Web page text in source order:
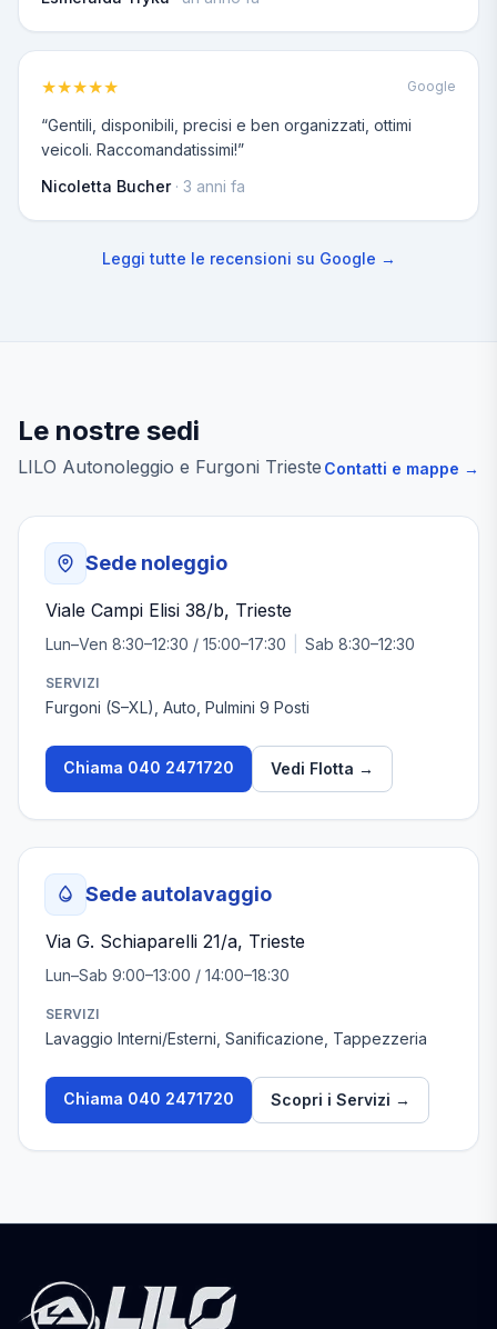
★★★★★ Google
“Gentili, disponibili, precisi e ben organizzati, ottimi
veicoli. Raccomandatissimi!”
Nicoletta Bucher· 3 anni fa
Leggi tutte le recensioni su Google →
Le nostre sedi
LILO Autonoleggio e Furgoni Trieste Contatti e mappe →
Sede noleggio
Viale Campi Elisi 38/b, Trieste
Lun–Ven 8:30–12:30 / 15:00–17:30 Sab 8:30–12:30
SERVIZI
Furgoni (S–XL), Auto, Pulmini 9 Posti
Chiama 040 2471720 Vedi Flotta →
Sede autolavaggio
Via G. Schiaparelli 21/a, Trieste
Lun–Sab 9:00–13:00 / 14:00–18:30
SERVIZI
Lavaggio Interni/Esterni, Sanificazione, Tappezzeria
Chiama 040 2471720 Scopri i Servizi →